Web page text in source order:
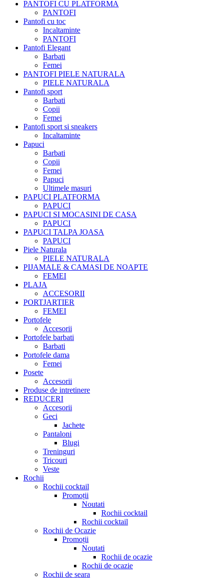
PANTOFI CU PLATFORMA
PANTOFI
Pantofi cu toc
Incaltaminte
PANTOFI
Pantofi Elegant
Barbati
Femei
PANTOFI PIELE NATURALA
PIELE NATURALA
Pantofi sport
Barbati
Copii
Femei
Pantofi sport si sneakers
Incaltaminte
Papuci
Barbati
Copii
Femei
Papuci
Ultimele masuri
PAPUCI PLATFORMA
PAPUCI
PAPUCI SI MOCASINI DE CASA
PAPUCI
PAPUCI TALPA JOASA
PAPUCI
Piele Naturala
PIELE NATURALA
PIJAMALE & CAMASI DE NOAPTE
FEMEI
PLAJA
ACCESORII
PORTJARTIER
FEMEI
Portofele
Accesorii
Portofele barbati
Barbati
Portofele dama
Femei
Posete
Accesorii
Produse de intretinere
REDUCERI
Accesorii
Geci
Jachete
Pantaloni
Blugi
Treninguri
Tricouri
Veste
Rochii
Rochii cocktail
Promoții
Noutati
Rochii cocktail
Rochii cocktail
Rochii de Ocazie
Promoții
Noutati
Rochii de ocazie
Rochii de ocazie
Rochii de seara